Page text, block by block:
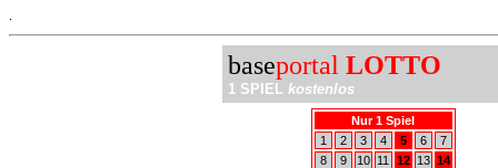
baseportal LOTTO
1 SPIEL kostenlos
Nur 1 Spiel
1
2 3 4 5 6
7
8
9 10 11 12 13 14